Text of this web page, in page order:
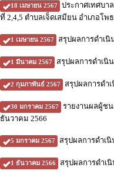
18 เมษายน 2567 ประกาศเทศบา
ที่ 2,4,5 ตำบลเจ็ดเสมียน อำเภอโ
1 เมษายน 2567 สรุปผลการดำเ
1 มีนาคม 2567 สรุปผลการดำเนิ
2 กุมภาพันธ์ 2567 สรุปผลการดำ
30 มกราคม 2567 รายงานผลผู้ช
ธันวาคม 2566
5 มกราคม 2567 สรุปผลการดำเ
1 ธันวาคม 2566 สรุปผลการดำเ